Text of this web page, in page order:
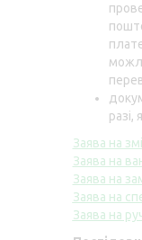
Заява на
Заява на
Заява на
Заява на
Заява на